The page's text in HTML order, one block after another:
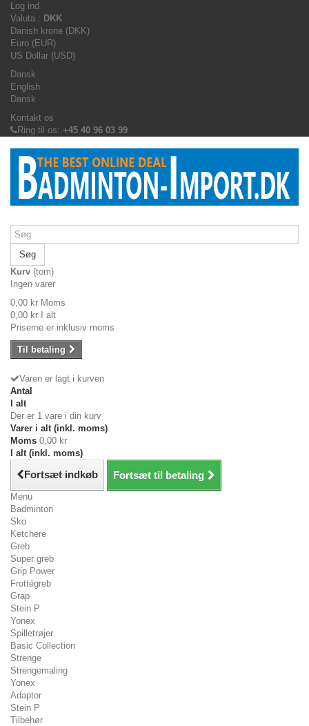
Log ind
Valuta : DKK
Danish krone (DKK)
Euro (EUR)
US Dollar (USD)
Dansk
English
Dansk
Kontakt os
Ring til os: +45 40 96 03 99
Søg
Kurv (tom)
Ingen varer
0,00 kr Moms
0,00 kr I alt
Priserne er inklusiv moms
Til betaling
Varen er lagt i kurven
Antal
I alt
Der er 1 vare i din kurv
Varer i alt (inkl. moms)
Moms 0,00 kr
I alt (inkl. moms)
Fortsæt indkøb Fortsæt til betaling
Menu
Badminton
Sko
Ketchere
Greb
Super greb
Grip Power
Frottégreb
Grap
Stein P
Yonex
Spilletrøjer
Basic Collection
Strenge
Strengemaling
Yonex
Adaptor
Stein P
Tilbehør